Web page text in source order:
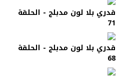
قدري بلا لون مدبلج - الحلقة
71
قدري بلا لون مدبلج - الحلقة
68